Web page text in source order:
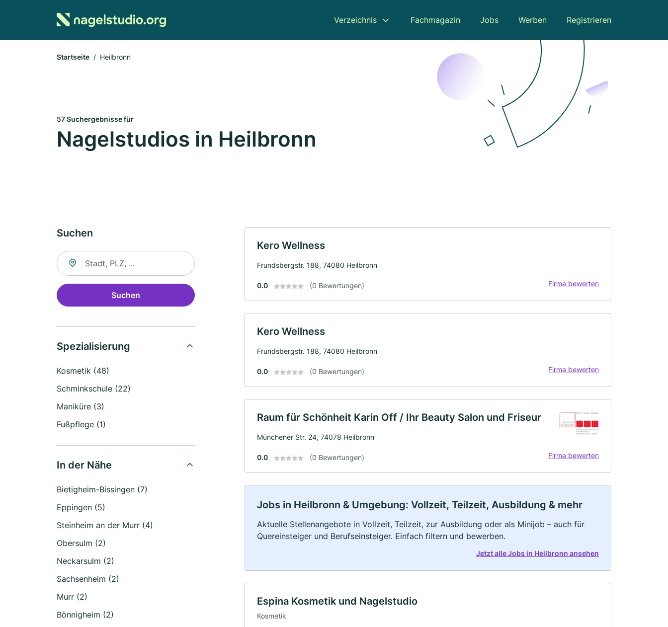
Verzeichnis Fachmagazin Jobs Werben Registrieren
Startseite Heilbronn
57 Suchergebnisse für
Nagelstudios in Heilbronn
Suchen
Suche nach Ort
Suchen
Spezialisierung
Kosmetik (48)
Schminkschule (22)
Maniküre (3)
Fußpflege (1)
In der Nähe
Bietigheim-Bissingen (7)
Eppingen (5)
Steinheim an der Murr (4)
Obersulm (2)
Neckarsulm (2)
Sachsenheim (2)
Murr (2)
Bönnigheim (2)
Kero Wellness
Frundsbergstr. 188, 74080 Heilbronn
0.0 (0 Bewertungen) Firma bewerten
Kero Wellness
Frundsbergstr. 188, 74080 Heilbronn
0.0 (0 Bewertungen) Firma bewerten
Raum für Schönheit Karin Off / Ihr Beauty Salon und Friseur
Münchener Str. 24, 74078 Heilbronn
0.0 (0 Bewertungen) Firma bewerten
Jobs in Heilbronn & Umgebung: Vollzeit, Teilzeit, Ausbildung & mehr
Aktuelle Stellenangebote in Vollzeit, Teilzeit, zur Ausbildung oder als Minijob – auch für
Quereinsteiger und Berufseinsteiger. Einfach filtern und bewerben.
Jetzt alle Jobs in Heilbronn ansehen
Espina Kosmetik und Nagelstudio
Kosmetik